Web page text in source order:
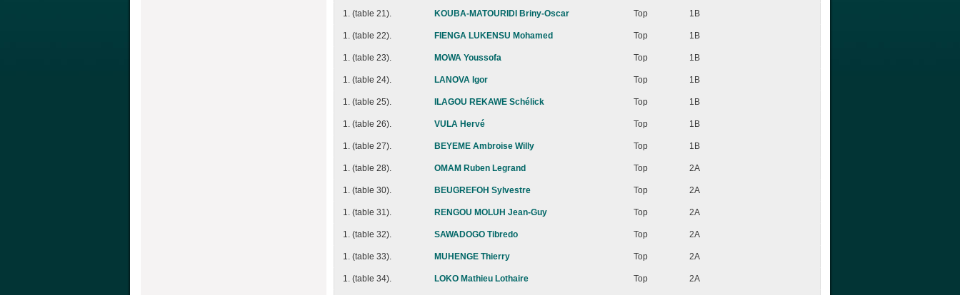
1. (table 21). KOUBA-MATOURIDI Briny-Oscar Top 1B
1. (table 22). FIENGA LUKENSU Mohamed Top 1B
1. (table 23). MOWA Youssofa Top 1B
1. (table 24). LANOVA Igor Top 1B
1. (table 25). ILAGOU REKAWE Schélick Top 1B
1. (table 26). VULA Hervé Top 1B
1. (table 27). BEYEME Ambroise Willy Top 1B
1. (table 28). OMAM Ruben Legrand Top 2A
1. (table 30). BEUGREFOH Sylvestre Top 2A
1. (table 31). RENGOU MOLUH Jean-Guy Top 2A
1. (table 32). SAWADOGO Tibredo Top 2A
1. (table 33). MUHENGE Thierry Top 2A
1. (table 34). LOKO Mathieu Lothaire Top 2A